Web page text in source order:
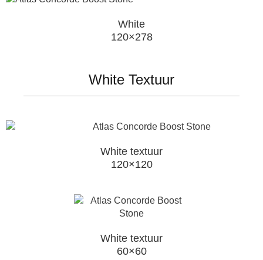
White
120×278
White Textuur
White textuur
120×120
White textuur
60×60